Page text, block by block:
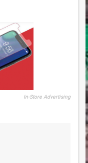
In-Store Advertising